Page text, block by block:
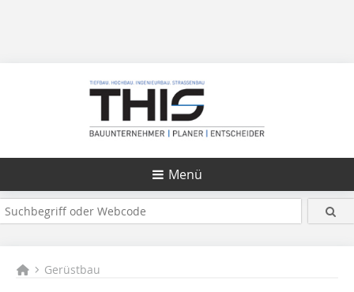
Menü
Gerüstbau